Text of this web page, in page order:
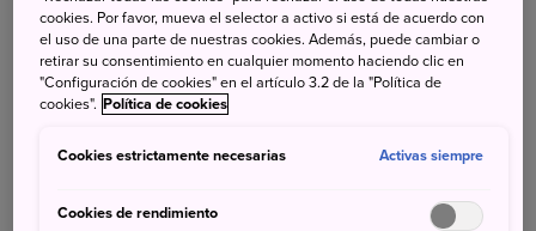
Un emocionante viaje
sobrevolando cimas nevadas
sobre los Alpes del norte de Japón, cubiertos de nieve en
llegar al observatorio en la cima de la montaña, a 2.156
cookies. Por favor, mueva el selector a activo si está de acuerdo con
el uso de una parte de nuestras cookies. Además, puede cambiar o
retirar su consentimiento en cualquier momento haciendo clic en
"Configuración de cookies" en el artículo 3.2 de la "Política de
cookies". Política de cookies
Cookies estrictamente necesarias Activas siempre
Cookies de rendimiento